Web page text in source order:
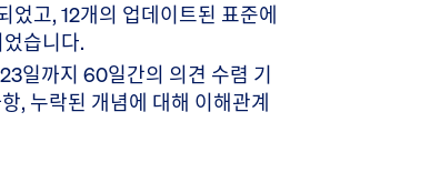
었고, 12개의 업데이트된 표준에
습니다.
일까지 60일간의 의견 수렴 기
, 누락된 개념에 대해 이해관계